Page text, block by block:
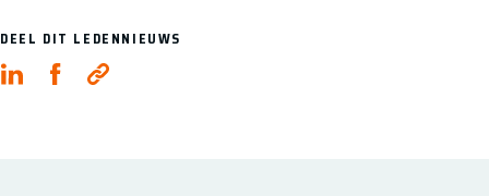
DEEL DIT LEDENNIEUWS